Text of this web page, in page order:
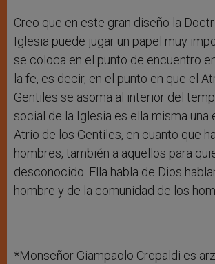
Creo que en este gran diseño la
Iglesia puede jugar un papel muy
se coloca en el punto de encuentro
la fe, es decir, en el punto en que el
Gentiles se asoma al interior del
social de la Iglesia es ella misma una
Atrio de los Gentiles, en cuanto que
hombres, también a aquellos para
desconocido. Ella habla de Dios
hombre y de la comunidad de los
————–
*Monseñor Giampaolo Crepaldi es